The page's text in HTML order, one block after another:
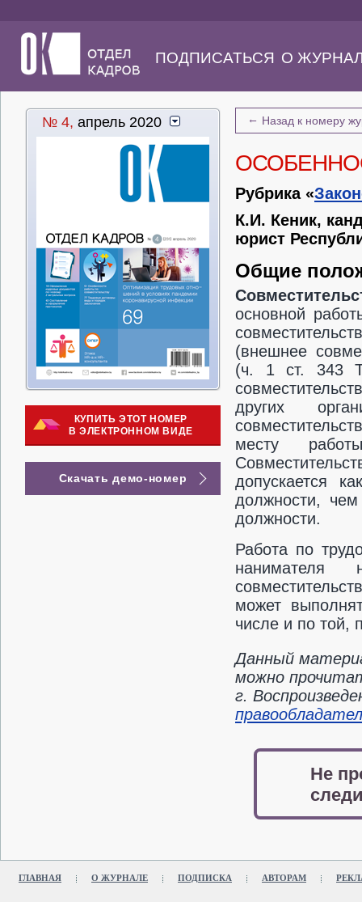
ПОДПИСАТЬСЯ О
№ 4, апрель 2020
КУПИТЬ ЭТОТ НОМЕР
В ЭЛЕКТРОННОМ ВИДЕ
Скачать демо-номер
← Назад к номеру
Рубрика «
К.И. Кеник,
юрист
Общие
основной
(внешнее
(ч. 1 ст. 343
других
месту
допускается
должности,
должности.
Работа по
нанимателя
может
числе и по той,
Данный
можно
г.
Не
ГЛАВНАЯ О ЖУРНАЛЕ ПОДПИСКА АВТОРАМ